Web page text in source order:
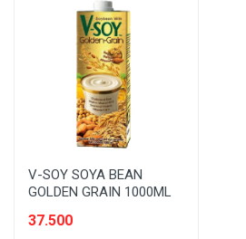
V-SOY SOYA BEAN
GOLDEN GRAIN 1000ML
37.500